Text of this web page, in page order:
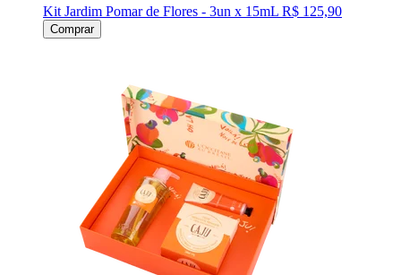
Kit Jardim Pomar de Flores - 3un x 15mL R$ 125,90
Comprar